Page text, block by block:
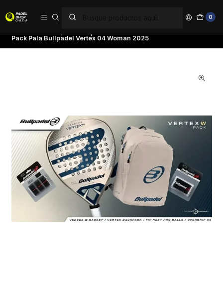
0
Pack Pala Bullpadel Vertex 04 Woman 2025